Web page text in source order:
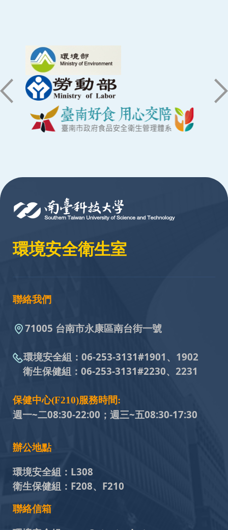
環境安全衛生室
聯絡我們
71005 台南市永康區南台街一號
環境安全組： 06-253-3131#1901、1902
衛生保健組： 06-253-3131#2230、2231
保健中心(F210)服務時間:
週一~二08:30-22:00；週三~五08:30-17:30
辦公地點
環境安全組： L308
衛生保健組： F208、F210
聯絡信箱